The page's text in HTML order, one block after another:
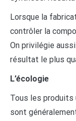
Lorsque la
contrôler la
On privilégie
résultat le plus
L’écologie
Tous les
sont